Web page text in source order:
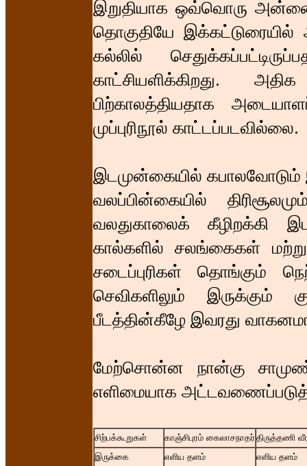
இறுதியாக ஒவ்வொரு
தொகுதியே
கல்லில்
காட்சியளிக்கிறது.
பிற்காலத்தியதாக
முப்புரிநூல் காட்டப்படவில்லை.
இடமுன்கையில் கபாலவோடும்
வலப்பின்கையில்
வலதுகாலைக் கீழிறக்கி
கால்களில் சலங்கைகள்
சடைப்புரிகள் தொங்கும்
செவிகளிலும்
பீடத்தின்கீழே இவரது
மேற்சொன்ன நான்கு
எளிமையாக
சிற்பக்கூறுகள் காஞ்சிபுரம் கைலாசநாதர் திருத்தணி
இருக்கை
எளிய தளம் எளிய தளம்